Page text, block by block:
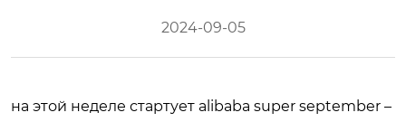
2024-09-05
на этой неделе стартует alibaba super september –